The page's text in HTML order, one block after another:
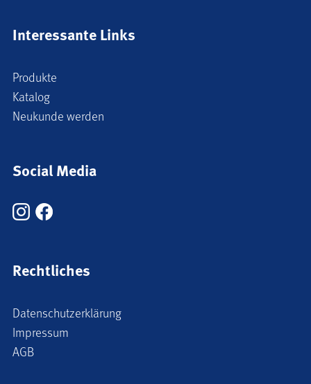
Interessante Links
Produkte
Katalog
Neukunde werden
Social Media
Rechtliches
Datenschutzerklärung
Impressum
AGB